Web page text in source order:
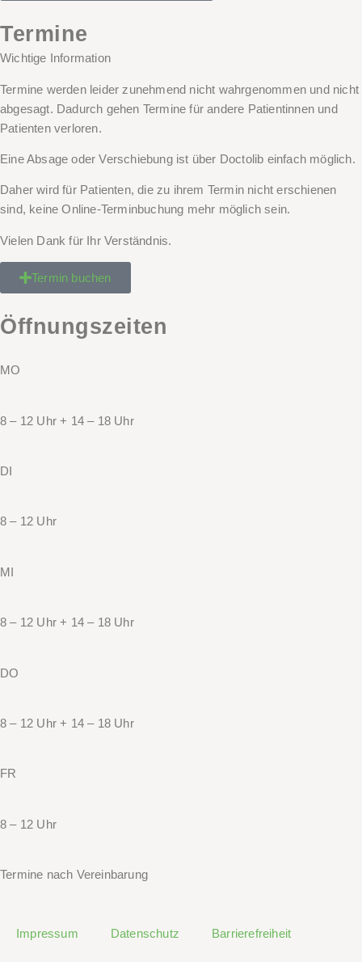
Termine
Wichtige Information
Termine werden leider zunehmend nicht wahrgenommen und nicht
abgesagt. Dadurch gehen Termine für andere Patientinnen und
Patienten verloren.
Eine Absage oder Verschiebung ist über Doctolib einfach möglich.
Daher wird für Patienten, die zu ihrem Termin nichterschienen
sind, keine Online-Terminbuchung mehr möglich sein.
Vielen Dank für Ihr Verständnis.
Termin buchen
Öffnungszeiten
MO
8 – 12 Uhr + 14 – 18 Uhr
DI
8 – 12 Uhr
MI
8 – 12 Uhr + 14 – 18 Uhr
DO
8 – 12 Uhr + 14 – 18 Uhr
FR
8 – 12 Uhr
Termine nach Vereinbarung
Impressum Datenschutz Barrierefreiheit